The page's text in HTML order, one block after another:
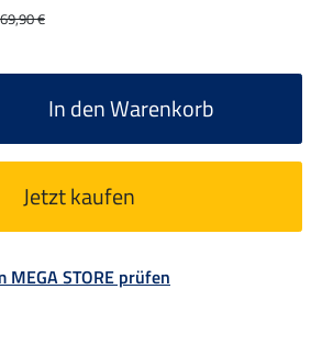
69,90 €
In den Warenkorb
Jetzt kaufen
STORE prüfen